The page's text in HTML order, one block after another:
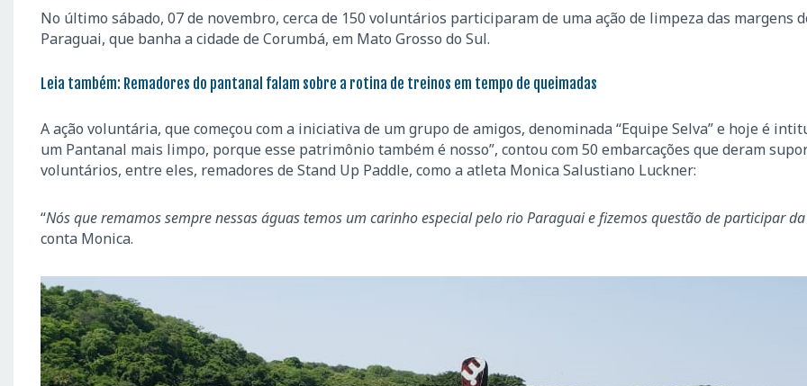
No último sábado, 07 de novembro, cerca de 150 voluntários participaram de uma ação de limpeza das margens
Paraguai, que banha a cidade de Corumbá, em Mato Grosso do Sul.
Leia também: Remadores do pantanal falam sobre a rotina de treinos em tempo de queimadas
A ação voluntária, que começou com a iniciativa de um grupo de amigos, denominada “Equipe Selva” e hoje é
um Pantanal mais limpo, porque esse patrimônio também é nosso”, contou com 50 embarcações que deram
voluntários, entre eles, remadores de Stand Up Paddle, como a atleta Monica Salustiano Luckner:
“Nós que remamos sempre nessas águas temos um carinho especial pelo rio Paraguai e fizemos questão de participar
conta Monica.